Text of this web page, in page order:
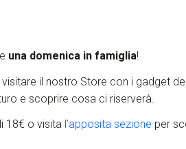
una domenica in famiglia!
il nostro Store con i gadget
e scoprire cosa ci riserverà.
18€ o visita l’apposita sezione per